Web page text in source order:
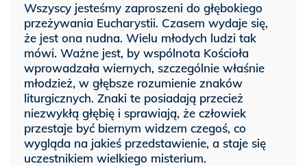
Wszyscy jesteśmy zaproszeni do głębokiego
przeżywania Eucharystii. Czasem wydaje się,
że jest ona nudna. Wielu młodych ludzi tak
mówi. Ważne jest, by wspólnota Kościoła
wprowadzała wiernych, szczególnie właśnie
młodzież, w głębsze rozumienie znaków
liturgicznych. Znaki te posiadają przecież
niezwykłą głębię i sprawiają, że człowiek
przestaje być biernym widzem czegoś, co
wygląda na jakieś przedstawienie, a staje się
uczestnikiem wielkiego misterium.